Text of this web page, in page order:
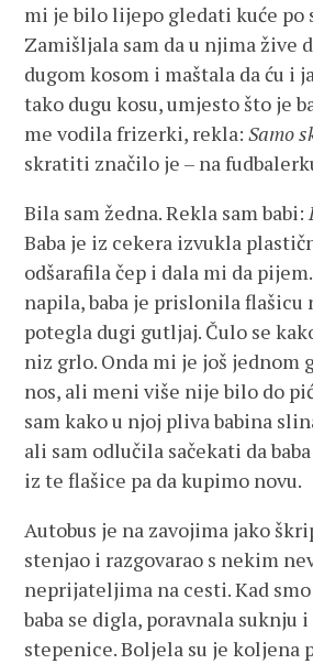
mi je bilo lijepo gledati kuće po
Zamišljala sam da u njima žive
dugom kosom i maštala da ću i
tako dugu kosu, umjesto što je
me vodila frizerki, rekla:Samo
skratiti značilo je – na
Bila sam žedna. Rekla sam babi:
Baba je iz cekera izvukla
odšarafila čep i dala mi da
napila, baba je prislonila flašicu
potegla dugi gutljaj. Čulo se
niz grlo. Onda mi je još jednom
nos, ali meni više nije bilo do
sam kako u njoj pliva babina
ali sam odlučila sačekati da
iz te flašice pa da kupimo novu.
Autobus je na zavojima jako
stenjao i razgovarao s nekim
neprijateljima na cesti. Kad
baba se digla, poravnala suknju
stepenice. Boljela su je koljena